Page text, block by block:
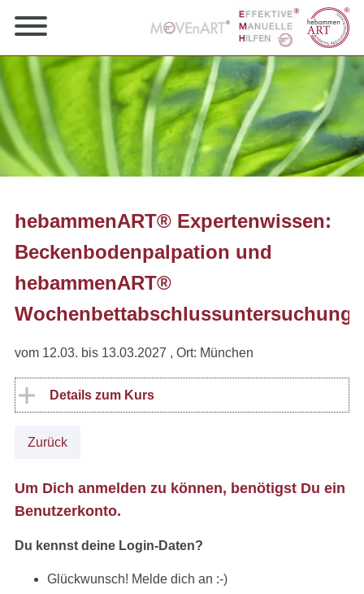
hebammenART® Expertenwissen:
Beckenbodenpalpation und
hebammenART®
Wochenbettabschlussuntersuchung
vom 12.03. bis 13.03.2027 , Ort: München
Details zum Kurs
Zurück
Um Dich anmelden zu können, benötigst Du ein
Benutzerkonto.
Du kennst deine Login-Daten?
Glückwunsch! Melde dich an :-)